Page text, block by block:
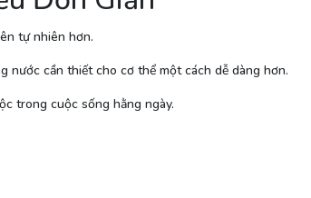
tự nhiên hơn.
nước cần thiết cho cơ thể một cách dễ dàng hơn.
trong cuộc sống hằng ngày.